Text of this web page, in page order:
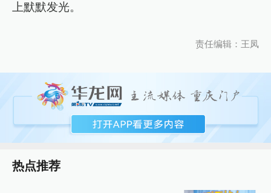
上默默发光。
责任编辑：王凤
热点推荐